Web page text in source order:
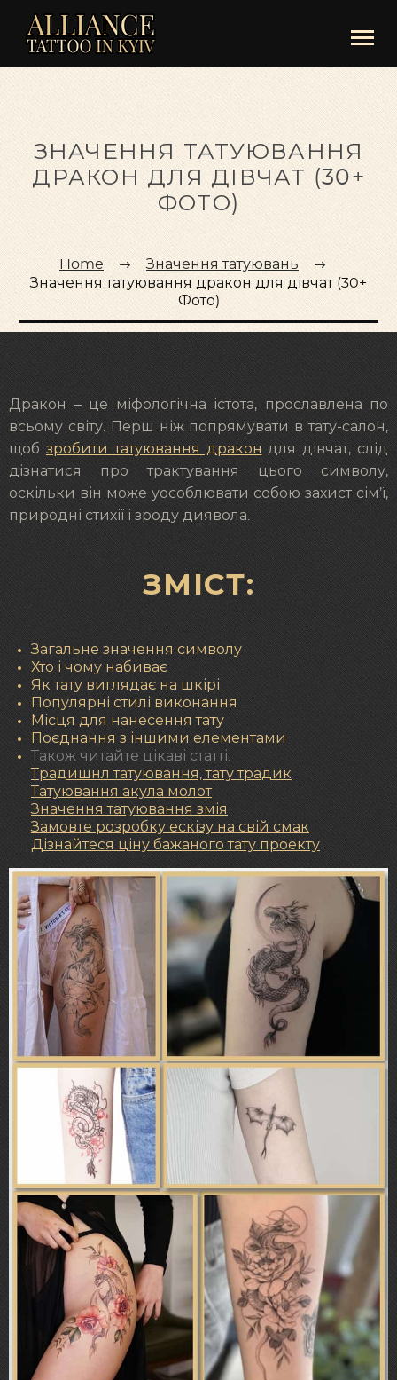
ЗНАЧЕННЯ ТАТУЮВАННЯ
ДРАКОН ДЛЯ ДІВЧАТ (30+
ФОТО)
Home
Значення татуювань
Значення татуювання дракон для дівчат (30+
Фото)
Дракон – це міфологічна істота, прославлена по
всьому світу. Перш ніж попрямувати в тату-салон,
щоб зробити татуювання дракон для дівчат, слід
дізнатися про трактування цього символу,
оскільки він може уособлювати собою захист сім’ї,
природні стихії і зроду диявола.
ЗМІСТ:
Загальне значення символу
Хто і чому набиває
Як тату виглядає на шкірі
Популярні стилі виконання
Місця для нанесення тату
Поєднання з іншими елементами
Також читайте цікаві статті:
радишнл татуювання, тату традик
Татуювання акула молот
Значення татуювання змія
Замовте розробку ескізу на свій смак
Дізнайтеся ціну бажаного тату проекту